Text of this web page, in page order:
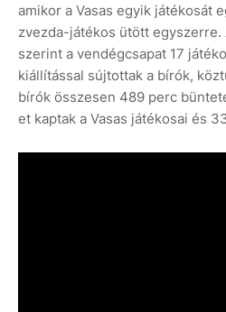
amikor a Vasas egyik játékosát
zvezda-játékos ütött egyszerre.
szerint a vendégcsapat 17
kiállítással sújtottak a bírók,
bírók összesen 489 perc
et kaptak a Vasas játékosai és